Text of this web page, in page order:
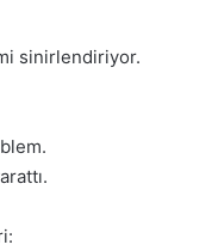
sinirlendiriyor.